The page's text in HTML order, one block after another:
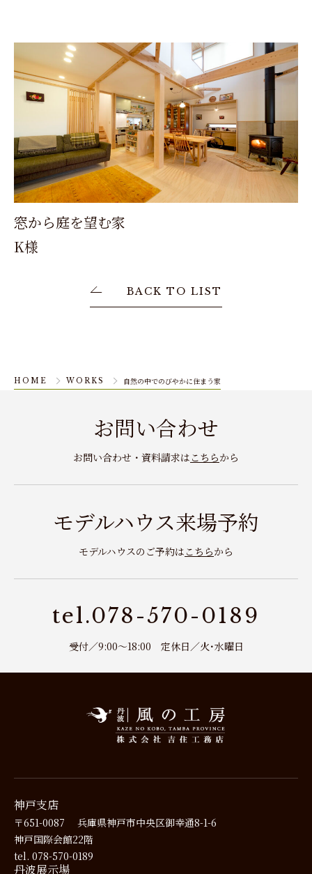
窓から庭を望む家
K様
BACK TO LIST
HOME WORKS 自然の中でのびやかに住まう家
お問い合わせ
お問い合わせ・資料請求は こちらから
モデルハウス来場予約
モデルハウスのご予約は こちらから
tel.078-570-0189
受付／9:00～18:00 定休日／火･水曜日
神戸支店
〒651-0087 兵庫県神戸市中央区御幸通8-1-6
神戸国際会館22階
tel. 078-570-0189
丹波展示場